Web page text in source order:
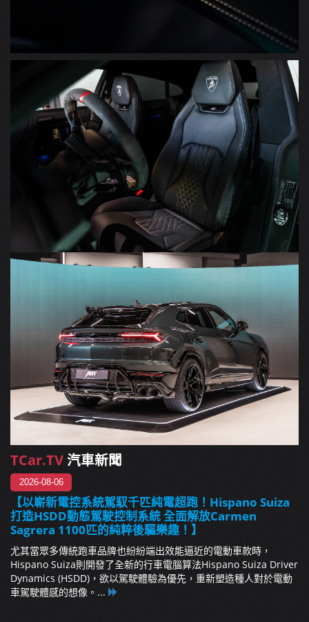
TCar.TV汽車新聞
2026-08-06
【以嶄新電控系統駕馭千匹純電超跑！Hispano Suiza
打造HSDD動態駕駛控制系統 全面解放Carmen
Sagrera 1100匹的純粹後驅樂趣！】
尤其當眾多傳統跑車品牌也紛紛端出效能逼近的電動車款時，
Hispano Suiza則開發了全新的行車電腦算法Hispano Suiza Driver
Dynamics (HSDD)，欲以駕駛體驗為優先，重新塑造種人對於電動
車駕駛體感的想像。...